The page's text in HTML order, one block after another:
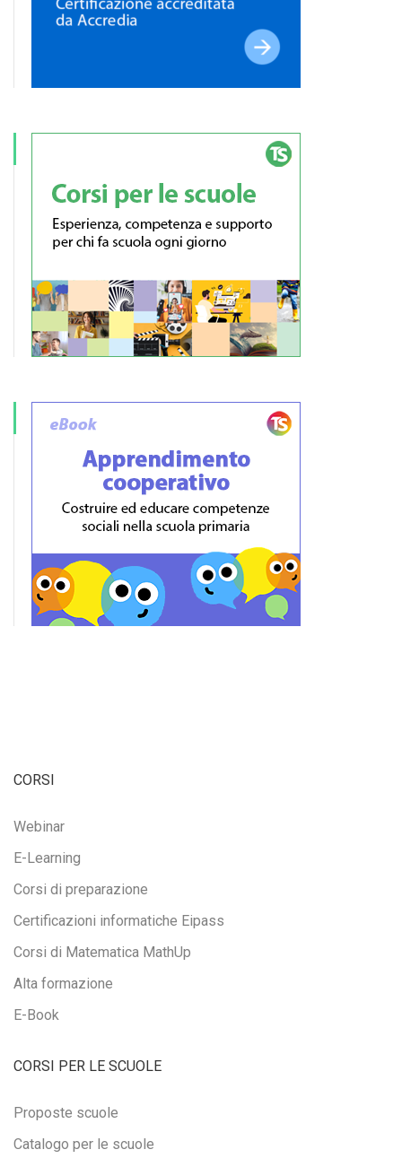
CORSI
Webinar
E-Learning
Corsi di preparazione
Certificazioni informatiche Eipass
Corsi di Matematica MathUp
Alta formazione
E-Book
CORSI PER LE SCUOLE
Proposte scuole
Catalogo per le scuole